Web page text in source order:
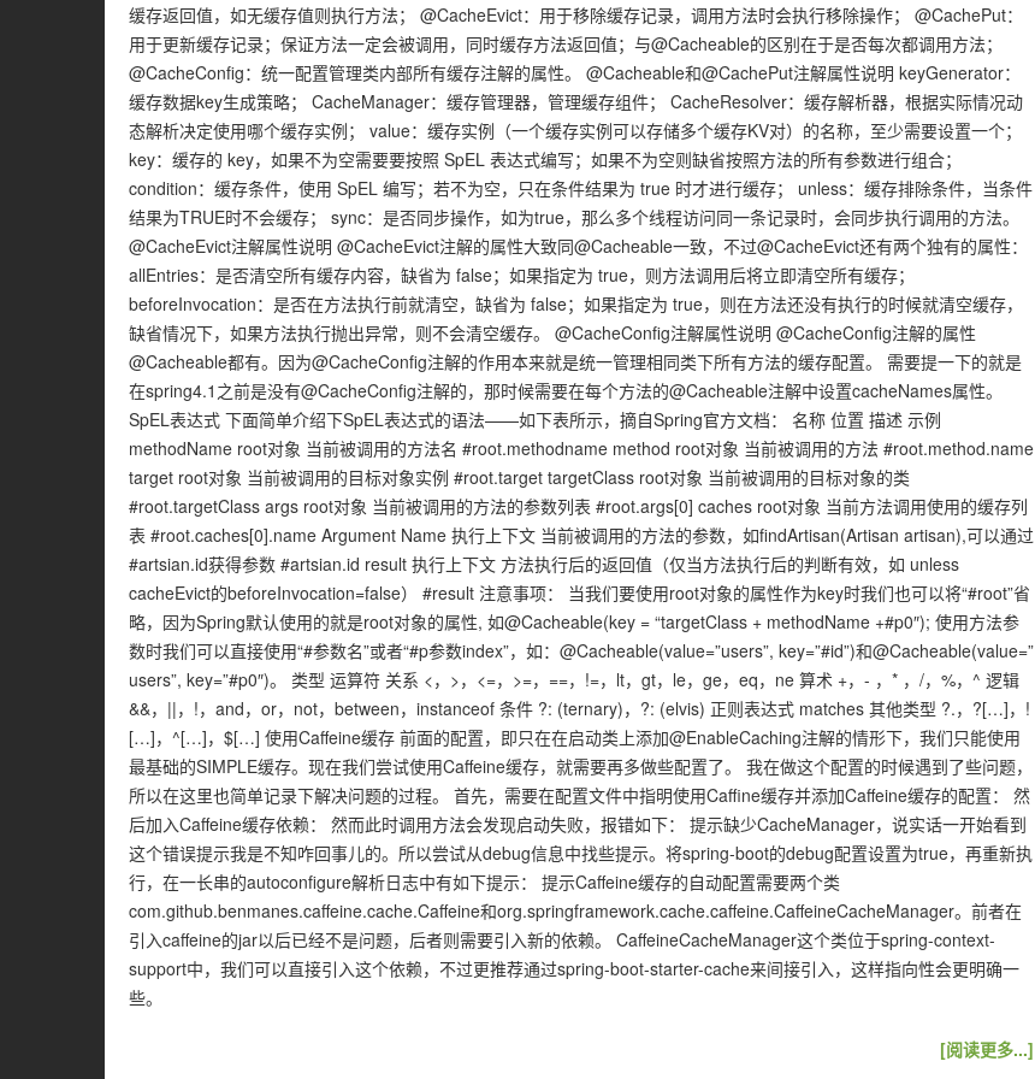
缓存返回值，如无缓存值则执行方法； @CacheEvict：用于移除缓存记录，调用方法时会执行移除操作； @CachePut：
用于更新缓存记录；保证方法一定会被调用，同时缓存方法返回值；与@Cacheable的区别在于是否每次都调用方法；
@CacheConfig：统一配置管理类内部所有缓存注解的属性。 @Cacheable和@CachePut注解属性说明 keyGenerator：
缓存数据key生成策略； CacheManager：缓存管理器，管理缓存组件； CacheResolver：缓存解析器，根据实际情况动
态解析决定使用哪个缓存实例； value：缓存实例（一个缓存实例可以存储多个缓存KV对）的名称，至少需要设置一个；
key：缓存的 key，如果不为空需要要按照 SpEL 表达式编写；如果不为空则缺省按照方法的所有参数进行组合；
condition：缓存条件，使用 SpEL 编写；若不为空，只在条件结果为 true 时才进行缓存； unless：缓存排除条件，当条件
结果为TRUE时不会缓存； sync：是否同步操作，如为true，那么多个线程访问同一条记录时，会同步执行调用的方法。
@CacheEvict注解属性说明 @CacheEvict注解的属性大致同@Cacheable一致，不过@CacheEvict还有两个独有的属性：
allEntries：是否清空所有缓存内容，缺省为 false；如果指定为 true，则方法调用后将立即清空所有缓存；
beforeInvocation：是否在方法执行前就清空，缺省为 false；如果指定为 true，则在方法还没有执行的时候就清空缓存，
缺省情况下，如果方法执行抛出异常，则不会清空缓存。 @CacheConfig注解属性说明 @CacheConfig注解的属性
@Cacheable都有。因为@CacheConfig注解的作用本来就是统一管理相同类下所有方法的缓存配置。 需要提一下的就是
在spring4.1之前是没有@CacheConfig注解的，那时候需要在每个方法的@Cacheable注解中设置cacheNames属性。
SpEL表达式 下面简单介绍下SpEL表达式的语法——如下表所示，摘自Spring官方文档： 名称 位置 描述 示例
methodName root对象 当前被调用的方法名 #root.methodname method root对象 当前被调用的方法 #root.method.name
target root对象 当前被调用的目标对象实例 #root.target targetClass root对象 当前被调用的目标对象的类
#root.targetClass args root对象 当前被调用的方法的参数列表 #root.args[0] caches root对象 当前方法调用使用的缓存列
表 #root.caches[0].name Argument Name 执行上下文 当前被调用的方法的参数，如findArtisan(Artisan artisan),可以通过
#artsian.id获得参数 #artsian.id result 执行上下文 方法执行后的返回值（仅当方法执行后的判断有效，如 unless
cacheEvict的beforeInvocation=false） #result 注意事项： 当我们要使用root对象的属性作为key时我们也可以将“#root”省
略，因为Spring默认使用的就是root对象的属性, 如@Cacheable(key = “targetClass + methodName +#p0″); 使用方法参
数时我们可以直接使用“#参数名”或者“#p参数index”，如：@Cacheable(value=”users”, key=”#id”)和@Cacheable(value=”
users”, key=”#p0″)。 类型 运算符 关系 <，>，<=，>=，==，!=，lt，gt，le，ge，eq，ne 算术 +，- ，* ，/，%，^ 逻辑
&&，||，!，and，or，not，between，instanceof 条件 ?: (ternary)，?: (elvis) 正则表达式 matches 其他类型 ?.，?[…]，!
[…]，^[…]，$[…] 使用Caffeine缓存 前面的配置，即只在在启动类上添加@EnableCaching注解的情形下，我们只能使用
最基础的SIMPLE缓存。现在我们尝试使用Caffeine缓存，就需要再多做些配置了。 我在做这个配置的时候遇到了些问题，
所以在这里也简单记录下解决问题的过程。 首先，需要在配置文件中指明使用Caffine缓存并添加Caffeine缓存的配置： 然
后加入Caffeine缓存依赖： 然而此时调用方法会发现启动失败，报错如下： 提示缺少CacheManager，说实话一开始看到
这个错误提示我是不知咋回事儿的。所以尝试从debug信息中找些提示。将spring-boot的debug配置设置为true，再重新执
行，在一长串的autoconfigure解析日志中有如下提示： 提示Caffeine缓存的自动配置需要两个类
com.github.benmanes.caffeine.cache.Caffeine和org.springframework.cache.caffeine.CaffeineCacheManager。前者在
引入caffeine的jar以后已经不是问题，后者则需要引入新的依赖。 CaffeineCacheManager这个类位于spring-context-
support中，我们可以直接引入这个依赖，不过更推荐通过spring-boot-starter-cache来间接引入，这样指向性会更明确一
些。
[阅读更多...]